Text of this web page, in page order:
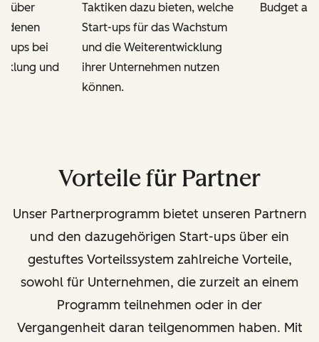
über
ups bei
und
Taktiken dazu bieten, welche
Start-ups für das Wachstum
und die Weiterentwicklung
ihrer Unternehmen nutzen
können.
Budget
Vorteile für Partner
Unser Partnerprogramm bietet unseren Partnern
und den dazugehörigen Start-ups über ein
gestuftes Vorteilssystem zahlreiche Vorteile,
sowohl für Unternehmen, die zurzeit an einem
Programm teilnehmen oder in der
Vergangenheit daran teilgenommen haben. Mit